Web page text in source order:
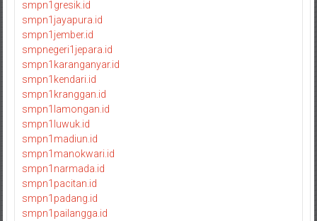
smpn1gresik.id
smpn1jayapura.id
smpn1jember.id
smpnegeri1jepara.id
smpn1karanganyar.id
smpn1kendari.id
smpn1kranggan.id
smpn1lamongan.id
smpn1luwuk.id
smpn1madiun.id
smpn1manokwari.id
smpn1narmada.id
smpn1pacitan.id
smpn1padang.id
smpn1pailangga.id